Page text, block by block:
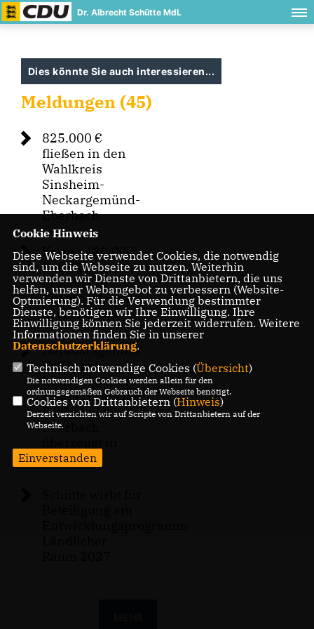
Dr. Albrecht Schütte MdL
Dies könnte Sie auch interessieren...
Meldungen (45)
825.000
fließen in den
Wahlkreis
Sinsheim-
Neckargemünd-
Eberbach
Knapp 420.000
Euro für
Projekte in
Epfenbach und
Eschelbronn
Herausragender
Erfolg auf
Bundesebene:
Schülerfirma der
Realschule
Eberbach
Köln
Cookie Hinweis
Diese Webseite verwendet Cookies, die notwendig
sind, um die Webseite zu nutzen. Weiterhin
verwenden wir Dienste von Drittanbietern, die uns
helfen, unser Webangebot zu verbessern (Website-
Optmierung). Für die Verwendung bestimmter
Dienste, benötigen wir Ihre Einwilligung. Ihre
Einwilligung können Sie jederzeit widerrufen. Weitere
Informationen finden Sie in unserer
Datenschutzerklärung.
Technisch notwendige Cookies (Übersicht)
Die notwendigen Cookies werden allein für den
ordnungsgemäßen Gebrauch der Webseite benötigt.
Cookies von Drittanbietern (Hinweis)
Derzeit verzichten wir auf Scripte von Drittanbietern auf der
Webseite.
Einverstanden